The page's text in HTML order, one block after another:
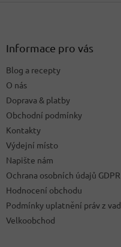
Informace pro vás
Blog a recepty
O nás
Doprava & platby
Obchodní podmínky
Kontakty
Výdejní místo
Napište nám
Ochrana osobních údajů GDPR
Hodnocení obchodu
Podmínky uplatnění práv z
Velkoobchod